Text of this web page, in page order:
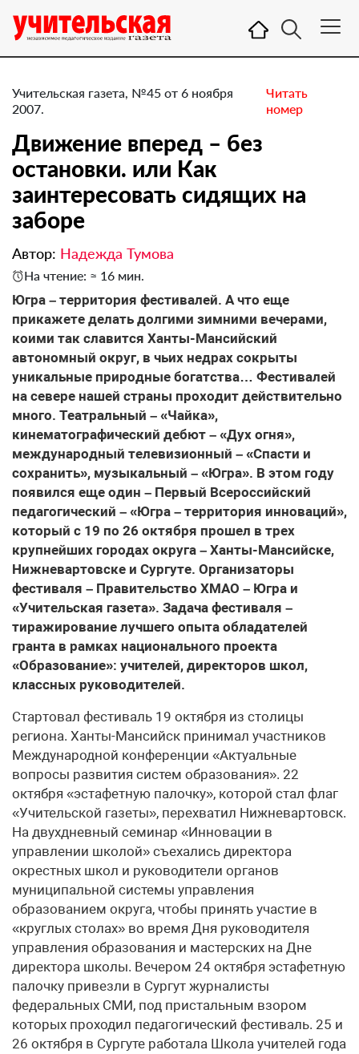
Учительская газета, №45 от 6 ноября
2007.
Читать
номер
Движение вперед – без
остановки. или Как
заинтересовать сидящих на
заборе
Автор: Надежда Тумова
На чтение: ≈ 16 мин.
Югра – территория фестивалей. А что еще
прикажете делать долгими зимними вечерами,
коими так славится Ханты-Мансийский
автономный округ, в чьих недрах сокрыты
уникальные природные богатства… Фестивалей
на севере нашей страны проходит действительно
много. Театральный – «Чайка»,
кинематографический дебют – «Дух огня»,
международный телевизионный – «Спасти и
сохранить», музыкальный – «Югра». В этом году
появился еще один – Первый Всероссийский
педагогический – «Югра – территория инноваций»,
который с 19 по 26 октября прошел в трех
крупнейших городах округа – Ханты-Мансийске,
Нижневартовске и Сургуте. Организаторы
фестиваля – Правительство ХМАО – Югра и
«Учительская газета». Задача фестиваля –
тиражирование лучшего опыта обладателей
гранта в рамках национального проекта
«Образование»: учителей, директоров школ,
классных руководителей.
Стартовал фестиваль 19 октября из столицы
региона. Ханты-Мансийск принимал участников
Международной конференции «Актуальные
вопросы развития систем образования». 22
октября «эстафетную палочку», которой стал флаг
«Учительской газеты», перехватил Нижневартовск.
На двухдневный семинар «Инновации в
управлении школой» съехались директора
окрестных школ и руководители органов
муниципальной системы управления
образованием округа, чтобы принять участие в
«круглых столах» во время Дня руководителя
управления образования и мастерских на Дне
директора школы. Вечером 24 октября эстафетную
палочку привезли в Сургут журналисты
федеральных СМИ, под пристальным взором
которых проходил педагогический фестиваль. 25 и
26 октября в Сургуте работала Школа учителей года